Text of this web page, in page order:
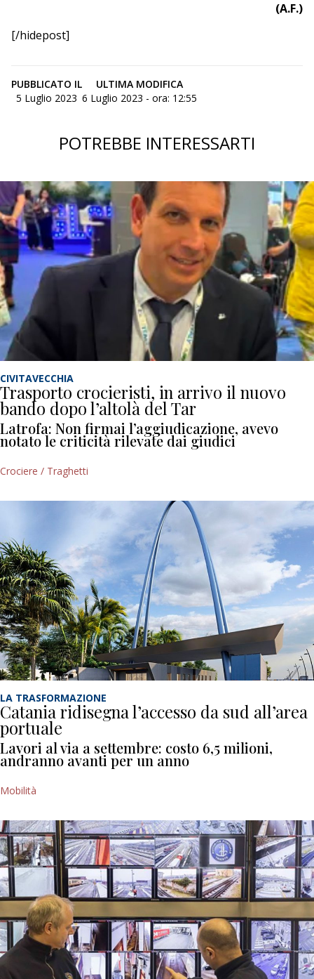
(A.F.)
[/hidepost]
PUBBLICATO IL
5 Luglio 2023
ULTIMA MODIFICA
6 Luglio 2023 - ora: 12:55
POTREBBE INTERESSARTI
CIVITAVECCHIA
Trasporto crocieristi, in arrivo il nuovo
bando dopo l’altolà del Tar
Latrofa: Non firmai l’aggiudicazione, avevo
notato le criticità rilevate dai giudici
Crociere / Traghetti
LA TRASFORMAZIONE
Catania ridisegna l’accesso da sud all’area
portuale
Lavori al via a settembre: costo 6,5 milioni,
andranno avanti per un anno
Mobilità